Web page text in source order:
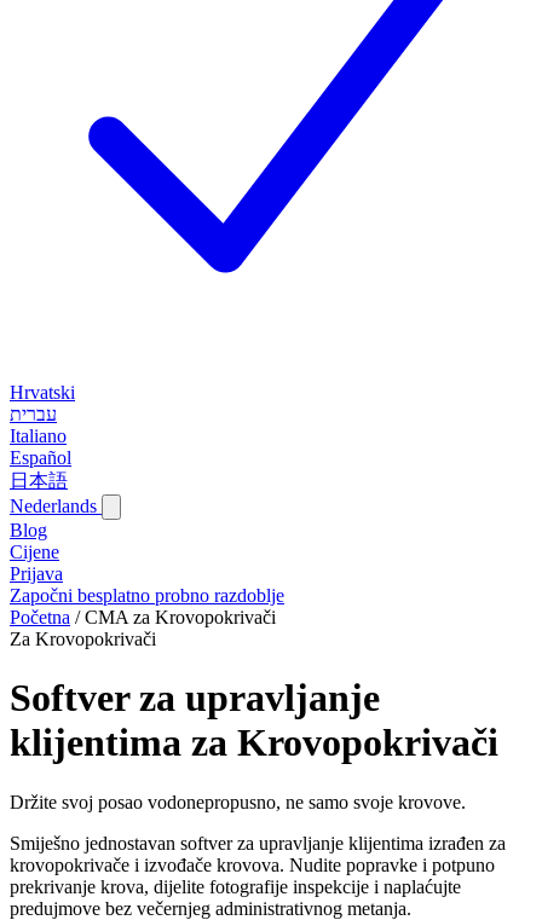
Hrvatski
עברית
Italiano
Español
日本語
Nederlands
Blog‎
Cijene
Prijava
Započni besplatno probno razdoblje
Početna / CMA za Krovopokrivači
Za Krovopokrivači
Softver za upravljanje
klijentima za Krovopokrivači
Držite svoj posao vodonepropusno, ne samo svoje krovove.
Smiješno jednostavan softver za upravljanje klijentima izrađen za
krovopokrivače i izvođače krovova. Nudite popravke i potpuno
prekrivanje krova, dijelite fotografije inspekcije i naplaćujte
predujmove bez večernjeg administrativnog metanja.